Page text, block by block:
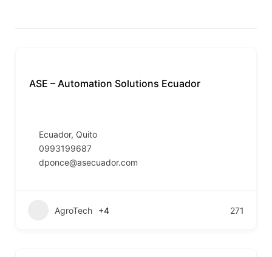
ASE – Automation Solutions Ecuador
Ecuador, Quito
0993199687
dponce@asecuador.com
AgroTech +4 271